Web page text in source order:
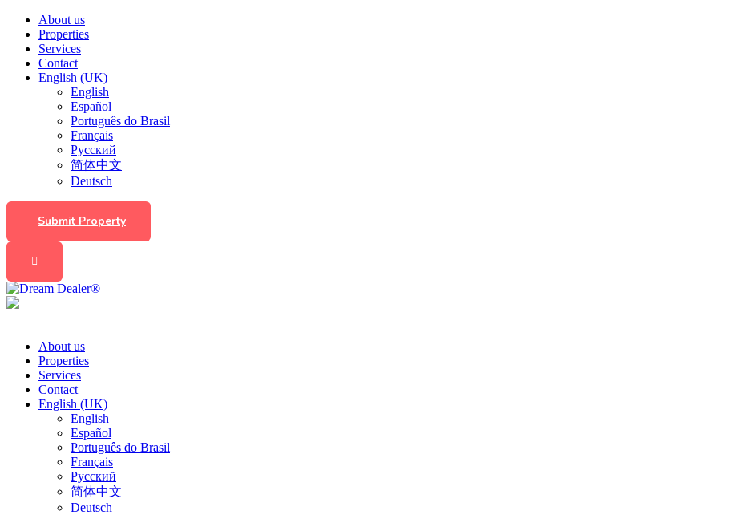
About us
Properties
Services
Contact
English (UK)
English
Español
Português do Brasil
Français
Русский
简体中文
Deutsch
Submit Property
About us
Properties
Services
Contact
English (UK)
English
Español
Português do Brasil
Français
Русский
简体中文
Deutsch